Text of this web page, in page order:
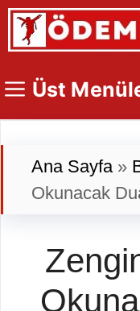
İçeriğe
atla
Üst
Ana Sayfa»
Okunacak